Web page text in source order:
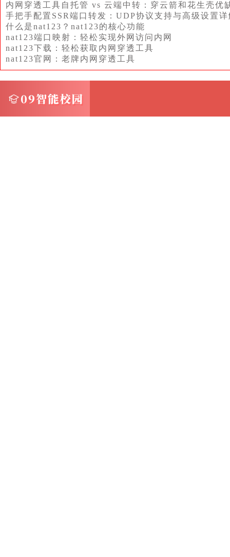
name VARCHAR(100) CHARACTER
);
ALTER TABLE user MODIFY name
内网穿透工具自托管 vs 云端中转：穿云箭和花生壳优
手把手配置SSR端口转发：UDP协议支持与高级设置详
什么是nat123？nat123的核心功能
nat123端口映射：轻松实现外网访问内网
nat123下载：轻松获取内网穿透工具
nat123官网：老牌内网穿透工具